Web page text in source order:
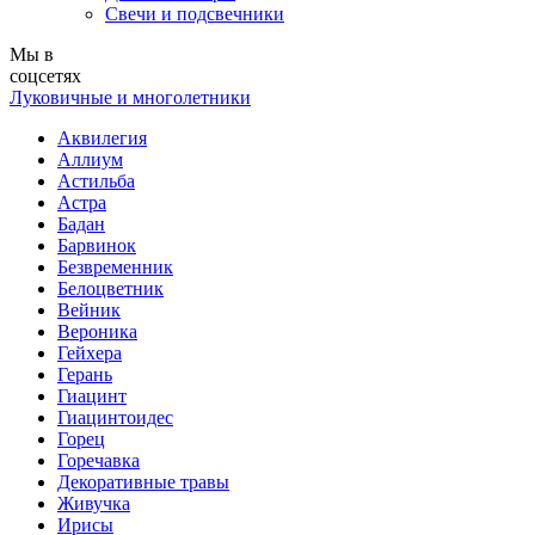
Свечи и подсвечники
Мы в
соцсетях
Луковичные и многолетники
Аквилегия
Аллиум
Астильба
Астра
Бадан
Барвинок
Безвременник
Белоцветник
Вейник
Вероника
Гейхера
Герань
Гиацинт
Гиацинтоидес
Горец
Горечавка
Декоративные травы
Живучка
Ирисы